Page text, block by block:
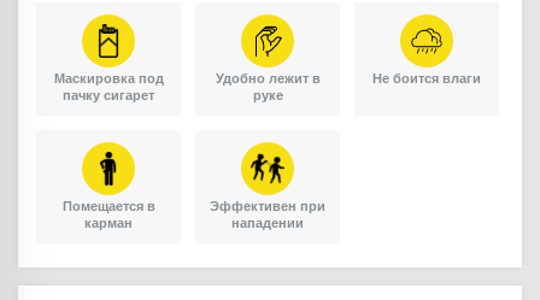
Маскировка под
пачку сигарет
Удобно лежит в
руке
Не боится влаги
Помещается в
карман
Эффективен при
нападении